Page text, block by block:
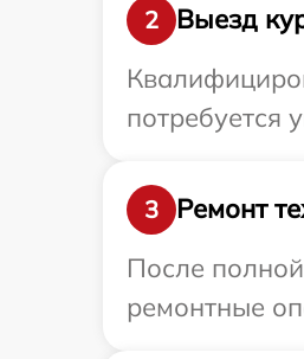
2
Выезд
потребуется
3
Ремонт
После
ремонтные